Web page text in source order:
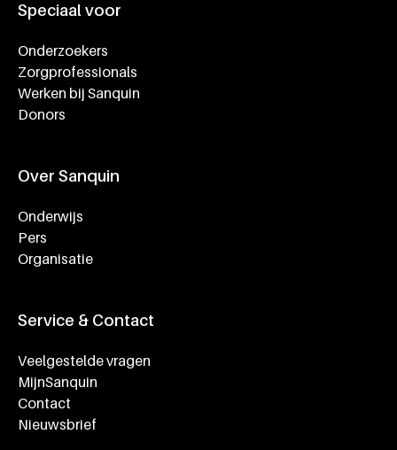
Speciaal voor
Onderzoekers
Zorgprofessionals
Werken bij Sanquin
Donors
Over Sanquin
Onderwijs
Pers
Organisatie
Service & Contact
Veelgestelde vragen
MijnSanquin
Contact
Nieuwsbrief